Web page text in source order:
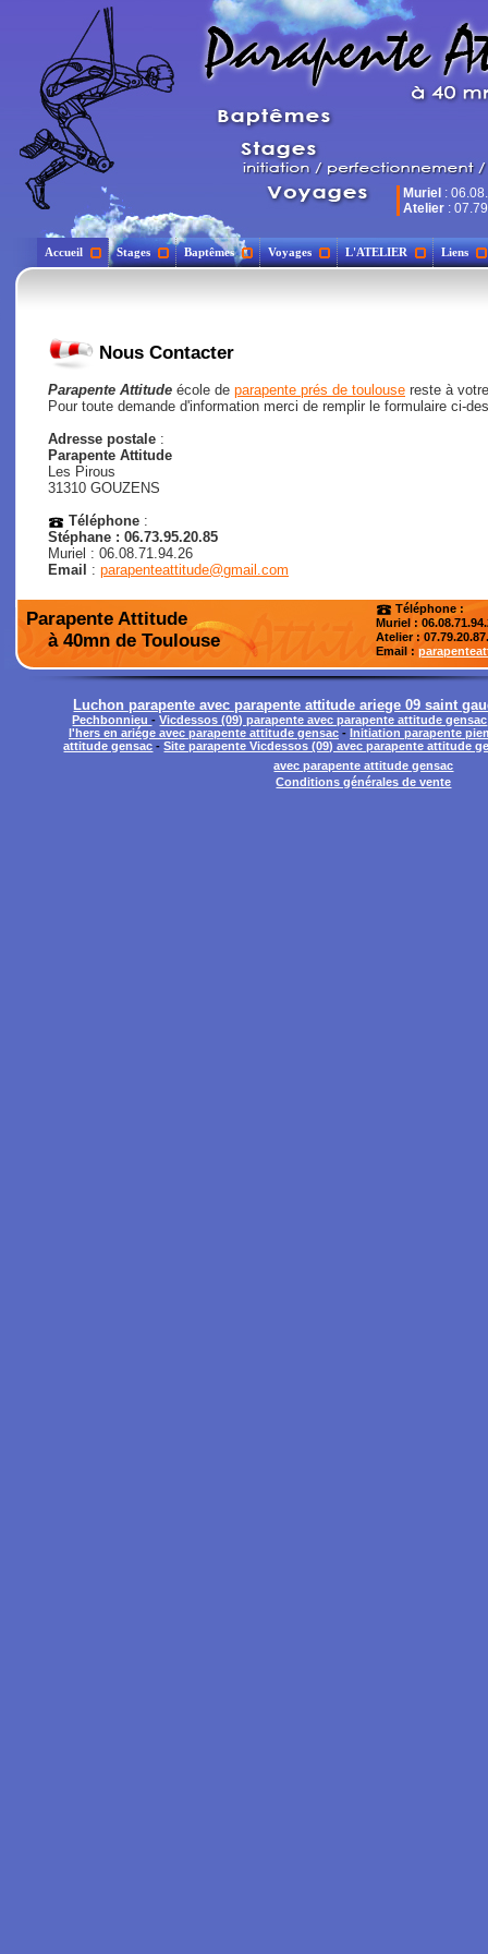
Muriel :
Atelier :
Accueil Stages Baptêmes Voyages L'ATELIER Liens
Nous Contacter
Parapente Attitude école de parapente prés de toulouse reste à
Pour toute demande d'information merci de remplir le formulaire ci-
Adresse postale :
Parapente Attitude
Les Pirous
31310 GOUZENS
Téléphone :
Stéphane : 06.73.95.20.85
Muriel : 06.08.71.94.26
Email
: parapenteattitude@gmail.com
Parapente Attitude
à 40mn de Toulouse
Téléphone :
Muriel :
Atelier:
Email :
Luchon parapente avec parapente attitude ariege 09 saint
Pechbonnieu-Vicdessos (09) parapente avec parapente attitude gensac
l'hers en ariége avec parapente attitude gensac - Initiation parapente
attitude gensac -Site parapente Vicdessos (09) avec parapente attitude
avec parapente attitude gensac
Conditions générales de vente